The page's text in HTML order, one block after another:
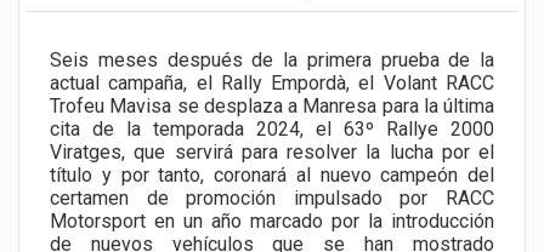
Seis meses después de la primera prueba de la
actual campaña, el Rally Empordà, el Volant RACC
Trofeu Mavisa se desplaza a Manresa para la última
cita de la temporada 2024, el 63º Rallye 2000
Viratges, que servirá para resolver la lucha por el
título y por tanto, coronará al nuevo campeón del
certamen de promoción impulsado por RACC
Motorsport en un año marcado por la introducción
de nuevos vehículos que se han mostrado